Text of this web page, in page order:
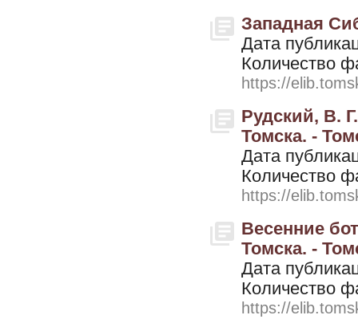
Западная
Дата
Количество
https://
Рудский, В.
Томска. -
Дата
Количество
https://
Весенние
Томска. -
Дата
Количество
https://